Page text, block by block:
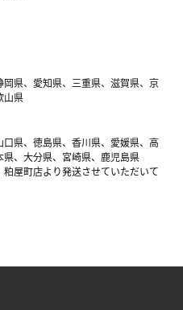
県、愛知県、三重県、滋賀県、京
山県
県、徳島県、香川県、愛媛県、高
、大分県、宮崎県、鹿児島県
屋町店より発送させていただいて